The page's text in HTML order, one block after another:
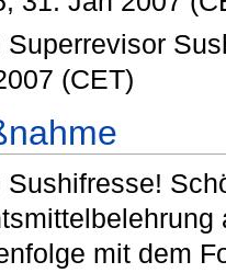
Superrevisor
(CET)
Sushifresse!
mit dem